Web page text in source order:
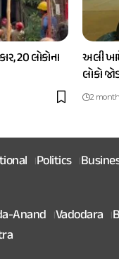
20 લોકોના
અલી
લોકો
2
Politics
Anand Vadodara